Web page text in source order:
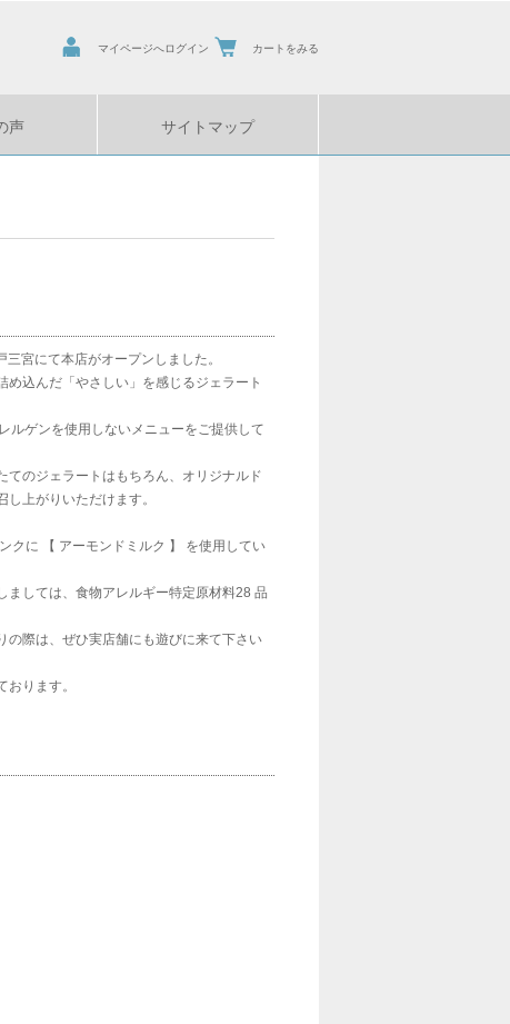
マイページへログイン カートをみる
声 サイトマップ
宮にて本店がオープンしました。
め込んだ「やさしい」を感じるジェラート
ルゲンを使用しないメニューをご提供して
てのジェラートはもちろん、オリジナルド
し上がりいただけます。
クに 【 アーモンドミルク 】 を使用してい
ましては、食物アレルギー特定原材料28 品
の際は、ぜひ実店舗にも遊びに来て下さい
おります。